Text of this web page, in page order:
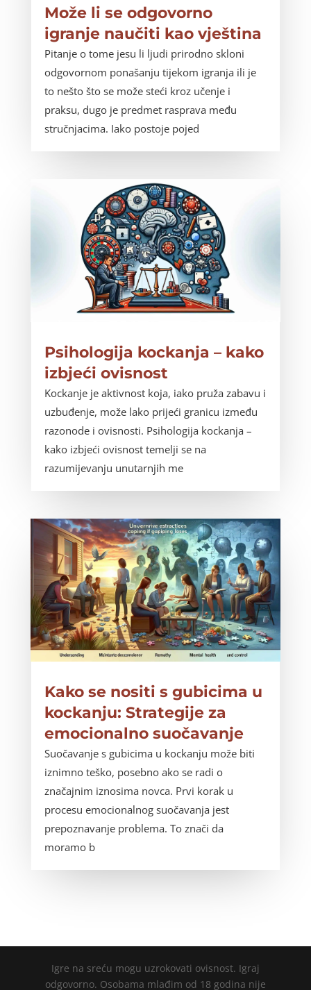
Može li se odgovorno
igranje naučiti kao vještina
Pitanje o tome jesu li ljudi prirodno skloni
odgovornom ponašanju tijekom igranja ili je
to nešto što se može steći kroz učenje i
praksu, dugo je predmet rasprava među
stručnjacima. Iako postoje pojed
Psihologija kockanja – kako
izbjeći ovisnost
Kockanje je aktivnost koja, iako pruža zabavu i
uzbuđenje, može lako prijeći granicu između
razonode i ovisnosti. Psihologija kockanja –
kako izbjeći ovisnost temelji se na
razumijevanju unutarnjih me
Kako se nositi s gubicima u
kockanju: Strategije za
emocionalno suočavanje
Suočavanje s gubicima u kockanju može biti
iznimno teško, posebno ako se radi o
značajnim iznosima novca. Prvi korak u
procesu emocionalnog suočavanja jest
prepoznavanje problema. To znači da
moramo b
Igre na sreću mogu uzrokovati ovisnost. Igraj
odgovorno. Osobama mlađim od 18 godina nije